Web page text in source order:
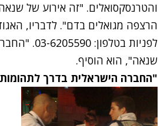
והטרנסקסואלים. "זה אירוע של
הרצפה מגואלים בדם". לדבריו,
לפניות
שנאה", הוא הוסיף.
"החברה הישראלית בדרך